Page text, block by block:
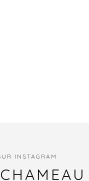
INSTAGRAM